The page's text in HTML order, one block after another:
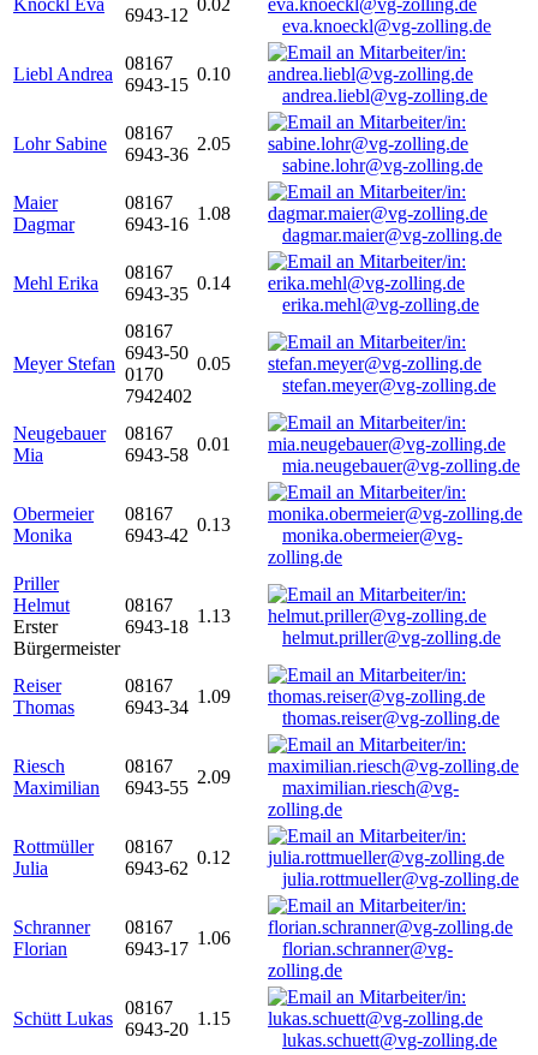
Knöckl Eva
6943-12
0.02
eva.knoeckl@vg-zolling.de
Liebl Andrea
08167
6943-15
0.10
andrea.liebl@vg-zolling.de
Lohr Sabine
08167
6943-36
2.05
sabine.lohr@vg-zolling.de
Maier
Dagmar
08167
6943-16
1.08
dagmar.maier@vg-zolling.de
Mehl Erika
08167
6943-35
0.14
erika.mehl@vg-zolling.de
Meyer Stefan
08167
6943-50
0170
7942402
0.05
stefan.meyer@vg-zolling.de
Neugebauer
Mia
08167
6943-58
0.01
mia.neugebauer@vg-zolling.de
Obermeier
Monika
08167
6943-42
0.13
monika.obermeier@vg-
zolling.de
Priller
Helmut
Erster
Bürgermeister
08167
6943-18
1.13
helmut.priller@vg-zolling.de
Reiser
Thomas
08167
6943-34
1.09
thomas.reiser@vg-zolling.de
Riesch
Maximilian
08167
6943-55
2.09
maximilian.riesch@vg-
zolling.de
Rottmüller
Julia
08167
6943-62
0.12
julia.rottmueller@vg-zolling.de
Schranner
Florian
08167
6943-17
1.06
florian.schranner@vg-
zolling.de
Schütt Lukas
08167
6943-20
1.15
lukas.schuett@vg-zolling.de